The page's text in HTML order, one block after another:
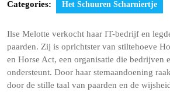
Categories: Het Schuuren Scharniertje
Ilse Melotte verkocht haar IT-bedrijf en
paarden. Zij is oprichtster van stiltehoeve
en Horse Act, een organisatie die bedrijven
ondersteunt. Door haar stemaandoening
door de stille taal van paarden en de